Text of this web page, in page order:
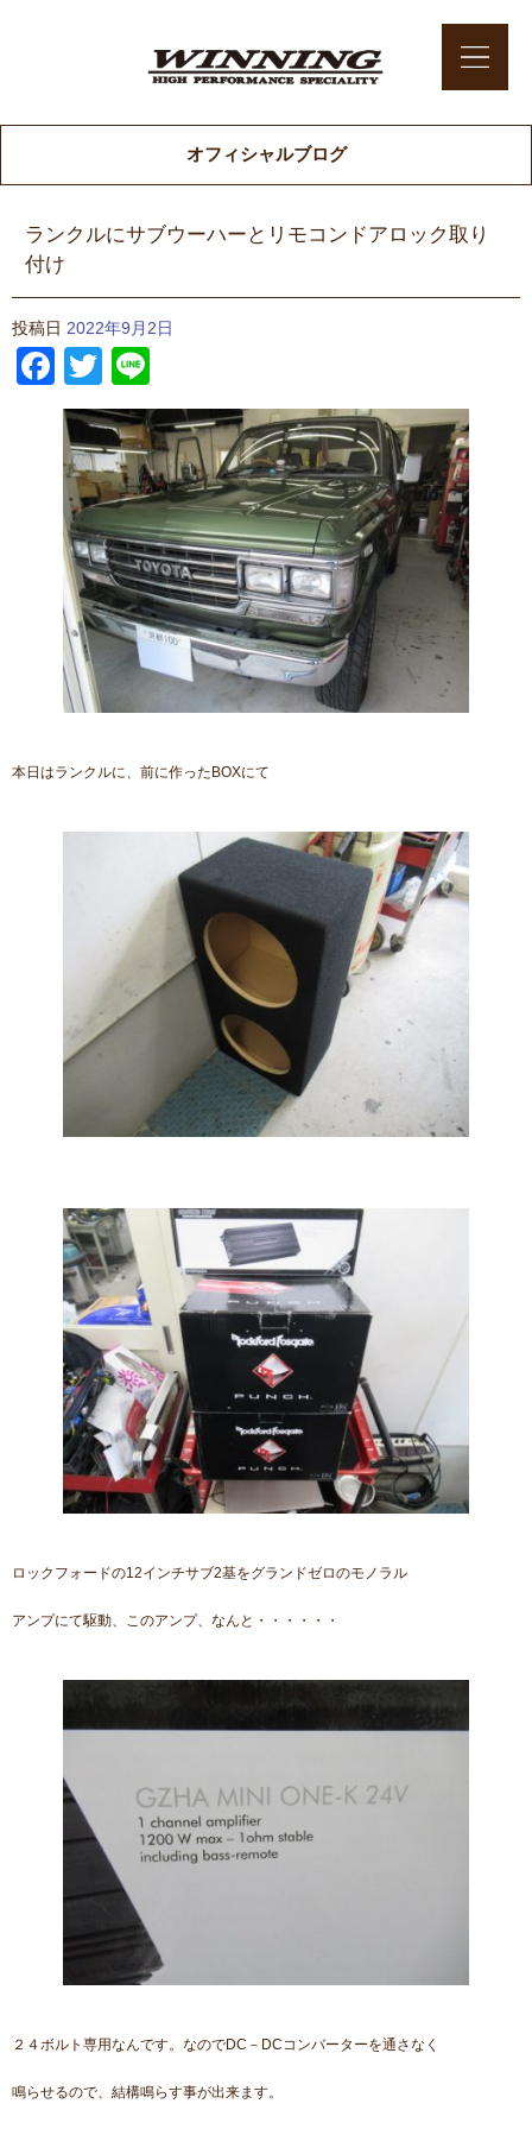
オフィシャルブログ
ランクルにサブウーハーとリモコンドアロック取り
付け
投稿日 2022年9月2日
Facebook
Twitter
本日はランクルに、前に作ったBOXにて
ロックフォードの12インチサブ2基をグランドゼロのモノラル
アンプにて駆動、このアンプ、なんと・・・・・・
２４ボルト専用なんです。なのでDC－DCコンバーターを通さなく
鳴らせるので、結構鳴らす事が出来ます。